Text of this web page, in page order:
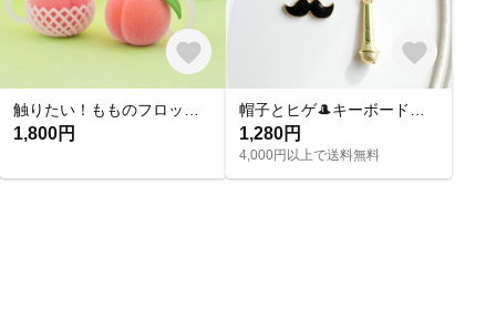
1,800円 1,280円
4,000円以上で送料無料